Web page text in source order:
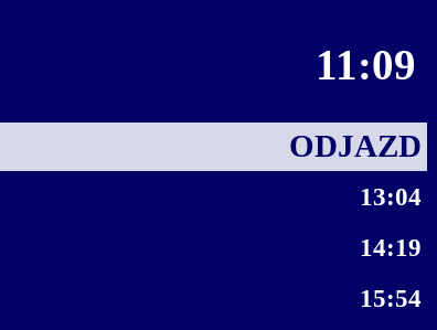
11:09
ODJAZD
13:04
14:19
15:54